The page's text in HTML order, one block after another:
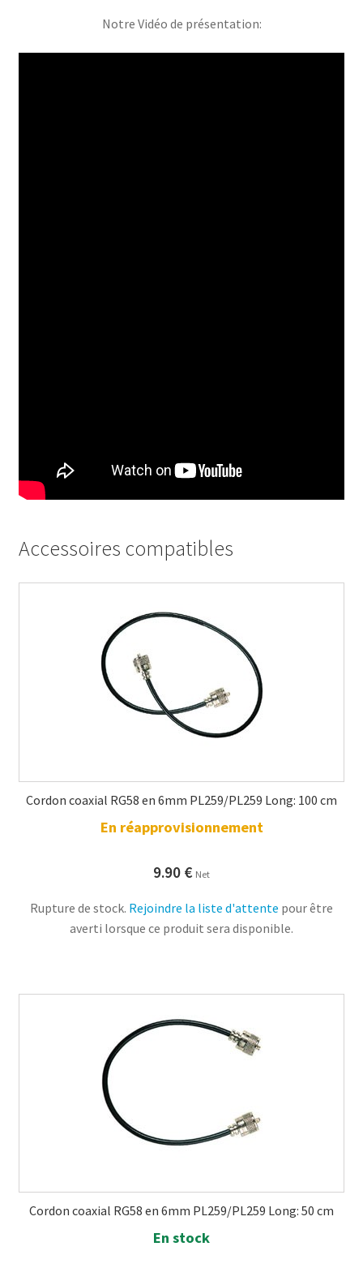
Notre Vidéo de présentation:
Accessoires compatibles
Cordon coaxial RG58 en 6mm PL259/PL259 Long: 100 cm
En réapprovisionnement
9.90 € Net
Rupture de stock. Rejoindre la liste d'attente pour être
averti lorsque ce produit sera disponible.
Cordon coaxial RG58 en 6mm PL259/PL259 Long: 50 cm
En stock